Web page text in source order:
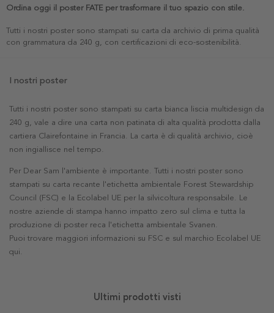
Ordina oggi il poster FATE per trasformare il tuo spazio con stile.
Tutti i nostri poster sono stampati su carta da archivio di prima qualità
con grammatura da 240 g, con certificazioni di eco-sostenibilità.
I nostri poster
Tutti i nostri poster sono stampati su carta bianca liscia multidesign da
240 g, vale a dire una carta non patinata di alta qualità prodotta dalla
cartiera Clairefontaine in Francia. La carta è di qualità archivio, cioè
non ingiallisce nel tempo.
Per Dear Sam l'ambiente è importante. Tutti i nostri poster sono
stampati su carta recante l'etichetta ambientale Forest Stewardship
Council (FSC) e la Ecolabel UE per la silvicoltura responsabile. Le
nostre aziende di stampa hanno impatto zero sul clima e tutta la
produzione di poster reca l'etichetta ambientale Svanen.
Puoi trovare maggiori informazioni su FSC e sul marchio Ecolabel UE
qui.
Ultimi prodotti visti